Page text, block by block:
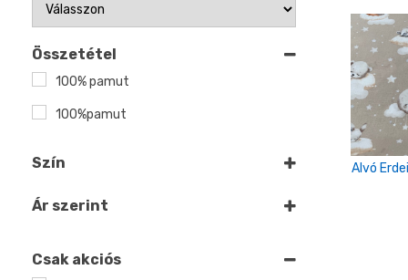
Alvó
Összetétel
100% pamut
100%pamut
Szín
Kék
Ár szerint
Csak akciós